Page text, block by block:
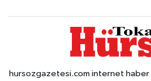
hursozgazetesi.com internet haber